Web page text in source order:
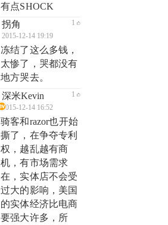
有点SHOCK
拐角
2015-12-14 19:19
1
冻结了这么多钱，
太惨了，哭都没有
地方哭去。
深米Kevin
2015-12-14 16:52
1
骑客和razor也开始
撕了，在争夺专利
权，越乱越有商
机，有市场需求
在，实体店不会受
过大的影响，美国
的实体经济比电商
要强大许多，所